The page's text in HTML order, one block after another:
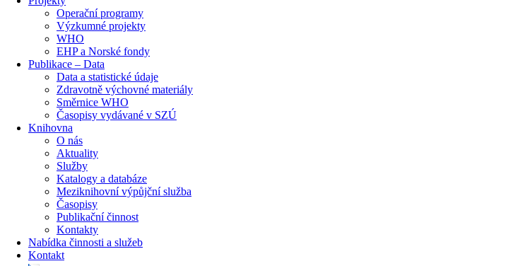
Operační programy
Výzkumné projekty
WHO
EHP a Norské fondy
Publikace – Data
Data a statistické údaje
Zdravotně výchovné materiály
Směrnice WHO
Časopisy vydávané v SZÚ
Knihovna
O nás
Aktuality
Služby
Katalogy a databáze
Meziknihovní výpůjční služba
Časopisy
Publikační činnost
Kontakty
Nabídka činnosti a služeb
Kontakt